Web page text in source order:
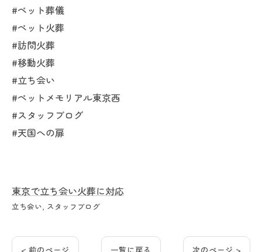
#ペット葬儀
#ペット火葬
#訪問火葬
#移動火葬
#立ち会い
#ペットメモリアル東京西
#スタッフブログ
#天国への扉
東京で立ち会い火葬に対応
立ち会い スタッフブログ
< 前のページ 一覧に戻る 次のページ >